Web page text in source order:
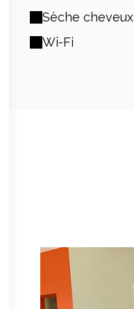
Sèche cheveux
Wi-Fi